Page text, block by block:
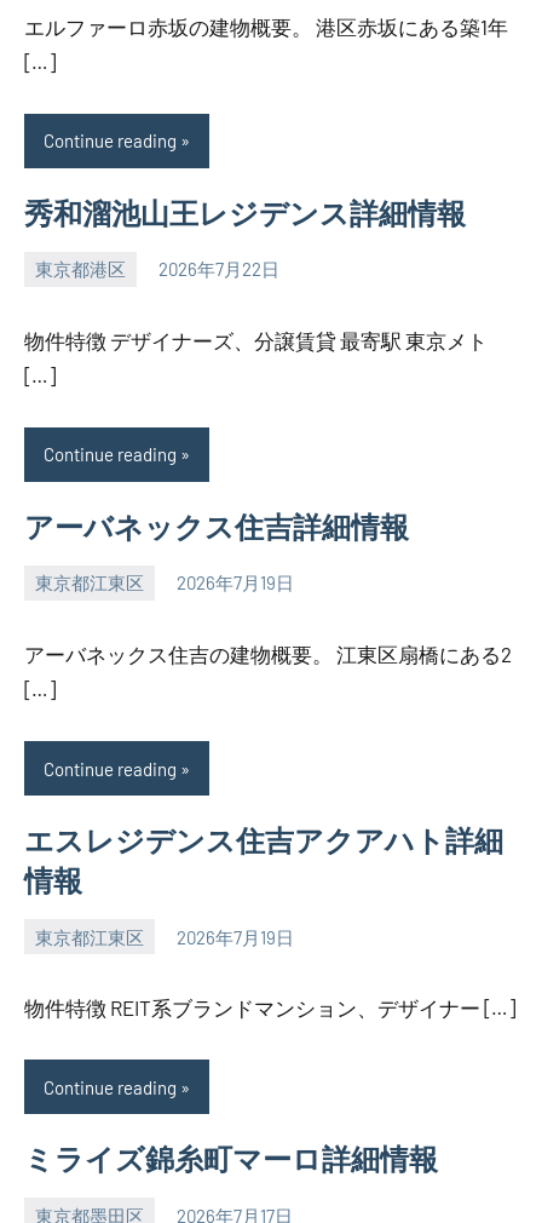
エルファーロ赤坂の建物概要。 港区赤坂にある築1年
[…]
Continue reading
秀和溜池山王レジデンス詳細情報
東京都港区 2026年7月22日
SEZIMO
物件特徴 デザイナーズ、分譲賃貸 最寄駅 東京メト
[…]
Continue reading
アーバネックス住吉詳細情報
東京都江東区 2026年7月19日
SEZIMO
アーバネックス住吉の建物概要。 江東区扇橋にある2
[…]
Continue reading
エスレジデンス住吉アクアハト詳細
情報
東京都江東区 2026年7月19日
SEZIMO
物件特徴 REIT系ブランドマンション、デザイナー […]
Continue reading
ミライズ錦糸町マーロ詳細情報
東京都墨田区 2026年7月17日